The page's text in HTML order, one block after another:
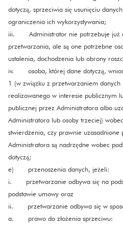
dotyczą, sprzeciwia się usunięciu
ograniczenia ich wykorzystywania;
iii. Administrator nie potrzebuje już
przetwarzania, ale są one potrzebne
ustalenia, dochodzenia lub obrony
iv. osoba, której dane dotyczą,
1 (w związku z przetwarzaniem
realizowanego w interesie publicznym
publicznej przez Administratora albo
Administratora lub osoby trzeciej)
stwierdzenia, czy prawnie uzasadnione
Administratora są nadrzędne wobec
dotyczą;
e) przenoszenia danych, jeżeli:
i. przetwarzanie odbywa się na
podstawie umowy oraz
ii. przetwarzanie odbywa się w
a. prawo do złożenia sprzeciwu: